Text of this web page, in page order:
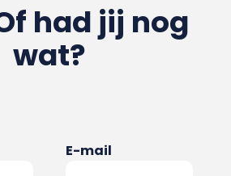
had jij nog
wat?
E-mail